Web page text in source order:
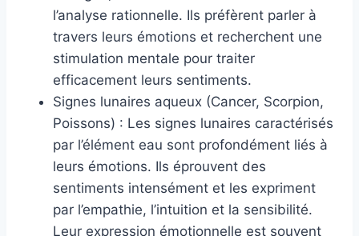
l’analyse rationnelle. Ils préfèrent parler à
travers leurs émotions et recherchent une
stimulation mentale pour traiter
efficacement leurs sentiments.
Signes lunaires aqueux (Cancer, Scorpion,
Poissons) : Les signes lunaires caractérisés
par l’élément eau sont profondément liés à
leurs émotions. Ils éprouvent des
sentiments intensément et les expriment
par l’empathie, l’intuition et la sensibilité.
Leur expression émotionnelle est souvent